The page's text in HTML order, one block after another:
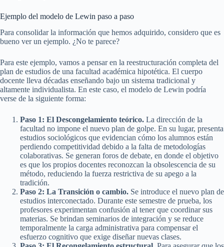
Ejemplo del modelo de Lewin paso a paso
Para consolidar la información que hemos adquirido, considero que es
bueno ver un ejemplo. ¿No te parece?
Para este ejemplo, vamos a pensar en la reestructuración completa del
plan de estudios de una facultad académica hipotética. El cuerpo
docente lleva décadas enseñando bajo un sistema tradicional y
altamente individualista. En este caso, el modelo de Lewin podría
verse de la siguiente forma:
Paso 1: El Descongelamiento teórico. La dirección de la
facultad no impone el nuevo plan de golpe. En su lugar, presenta
estudios sociológicos que evidencian cómo los alumnos están
perdiendo competitividad debido a la falta de metodologías
colaborativas. Se generan foros de debate, en donde el objetivo
es que los propios docentes reconozcan la obsolescencia de su
método, reduciendo la fuerza restrictiva de su apego a la
tradición.
Paso 2: La Transición o cambio. Se introduce el nuevo plan de
estudios interconectado. Durante este semestre de prueba, los
profesores experimentan confusión al tener que coordinar sus
materias. Se brindan seminarios de integración y se reduce
temporalmente la carga administrativa para compensar el
esfuerzo cognitivo que exige diseñar nuevas clases.